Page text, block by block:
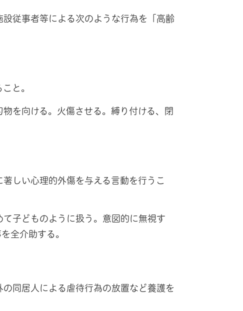
従事者等による次のような行為を「高齢
と。
を向ける。火傷させる。縛り付ける、閉
しい心理的外傷を与える言動を行うこ
子どものように扱う。意図的に無視す
全介助する。
同居人による虐待行為の放置など養護を